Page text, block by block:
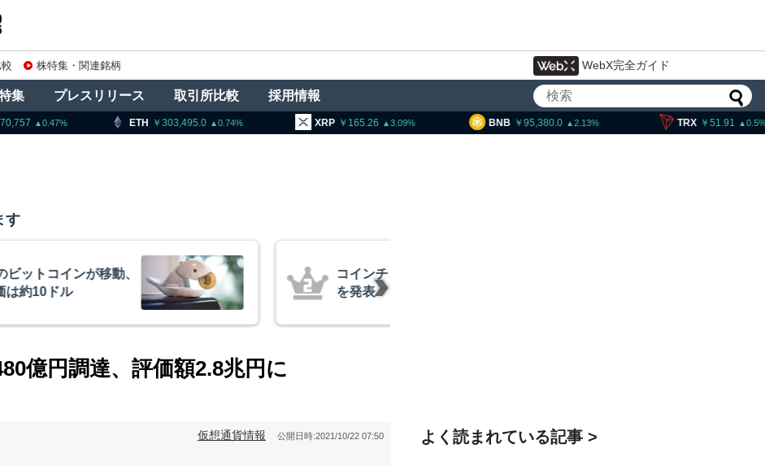
株特集・関連銘柄 WebX完全ガイド
集 プレスリリース 取引所比較 採用情報
ETH 303,495.0 XRP 165.26 BNB 95,380.0 TRX 51.91 SOL
す
ク、1銘柄の上場廃止
トランプ大統領発言、「仮想通貨主
導権は中国に渡さない」
億円調達、評価額2.8兆円に
仮想通貨情報 公開日時:2021/10/22 07:50 よく読まれている記事